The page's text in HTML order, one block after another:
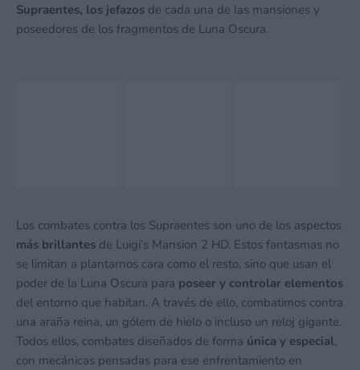
Supraentes, los jefazos de cada una de las mansiones y
poseedores de los fragmentos de Luna Oscura.
Los combates contra los Supraentes son uno de los aspectos
más brillantes de Luigi’s Mansion 2 HD. Estos fantasmas no
se limitan a plantarnos cara como el resto, sino que usan el
poder de la Luna Oscura para poseer y controlar elementos
del entorno que habitan. A través de ello, combatimos contra
una araña reina, un gólem de hielo o incluso un reloj gigante.
Todos ellos, combates diseñados de forma única y especial,
con mecánicas pensadas para ese enfrentamiento en